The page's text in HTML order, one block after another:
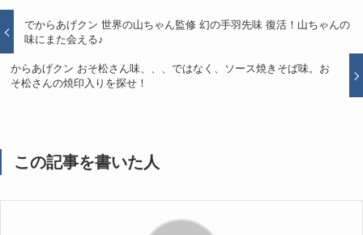
でからあげクン 世界の山ちゃん監修 幻の手羽先味 復活！山ちゃんの
味にまた会える♪
からあげクン おそ松さん味、、、ではなく、ソース焼きそば味。お
そ松さんの焼印入りを探せ！
この記事を書いた人